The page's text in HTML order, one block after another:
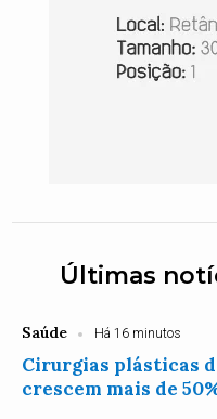
Últimas
Saúde Há 16 minutos
Cirurgias plásticas
crescem mais de